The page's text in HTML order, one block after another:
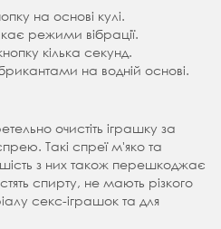
на основі кулі.
режими вібрації.
кілька секунд.
на водній основі.
очистіть іграшку за
Такі спреї м'яко та
з них також перешкоджає
спирту, не мають різкого
секс-іграшок та для